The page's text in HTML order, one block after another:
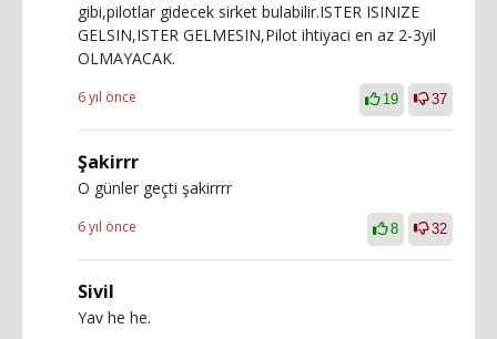
gibi,pilotlar gidecek sirket bulabilir.ISTER ISINIZE
GELSIN,ISTER GELMESIN,Pilot ihtiyaci en az 2-3yil
OLMAYACAK.
6 yıl önce 19 37
Şakirrr
O günler geçti şakirrrr
6 yıl önce 8 32
Sivil
Yav he he.